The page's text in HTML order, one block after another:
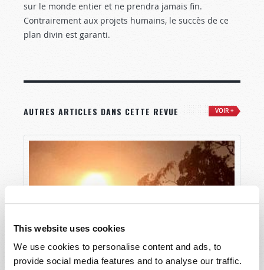
This website uses cookies
We use cookies to personalise content and ads, to
provide social media features and to analyse our traffic.
sur le monde entier et ne prendra jamais fin.
Contrairement aux projets humains, le succès de ce
plan divin est garanti.
AUTRES ARTICLES DANS CETTE REVUE VOIR +